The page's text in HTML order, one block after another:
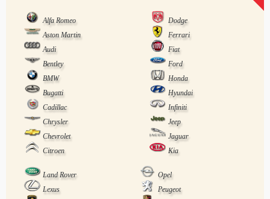
Alfa Romeo
Dodge
Aston Martin
Ferrari
Audi
Fiat
Bentley
Ford
BMW
Honda
Bugatti
Hyundai
Cadillac
Infiniti
Chrysler
Jeep
Chevrolet
Jaguar
Citroen
Kia
Land Rover
Opel
Lexus
Peugeot